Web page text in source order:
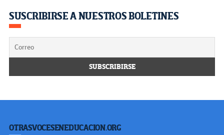
SUSCRIBIRSE A NUESTROS BOLETINES
OTRASVOCESENEDUCACION.ORG